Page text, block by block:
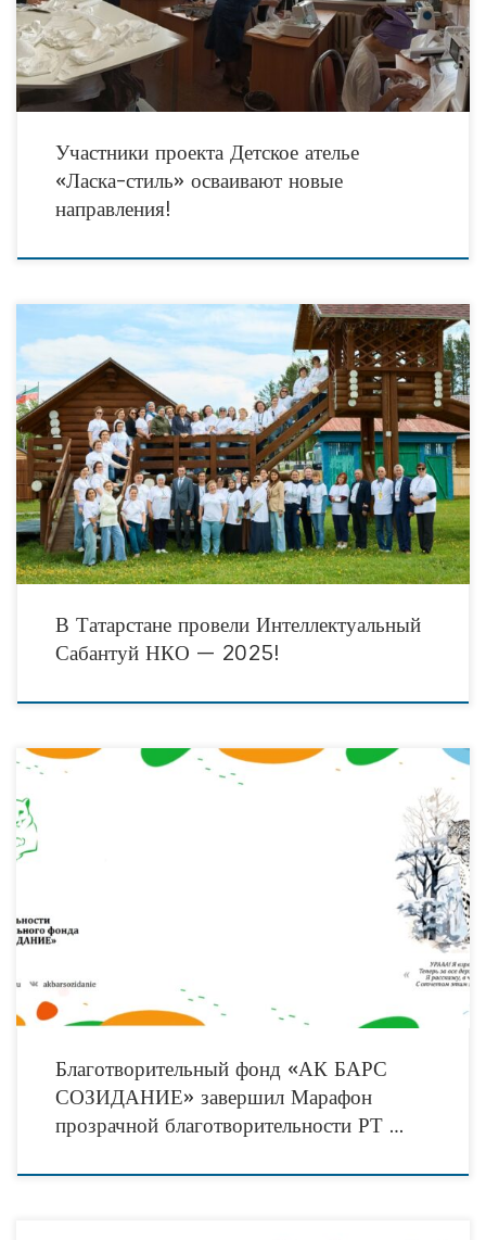
Участники проекта Детское ателье
«Ласка-стиль» осваивают новые
направления!
21 мая 2025 года Благотворительный фонд «АК БАРС СОЗИДАНИЕ» провёл
Интеллектуальный Сабантуй НКО Республики Татарстан, который стал
последним звонком Образовательной программы по развитию управленческих
компетенций
В Татарстане провели Интеллектуальный
Сабантуй НКО — 2025!
Благотворительный фонд «АК БАРС СОЗИДАНИЕ» завершил Марафон
прозрачной благотворительности Республики Татарстан публикацией
публичного отчёта по итогам деятельности в 2024 году. Фонд является одним
из первых
Благотворительный фонд «АК БАРС
СОЗИДАНИЕ» завершил Марафон
прозрачной благотворительности РТ …